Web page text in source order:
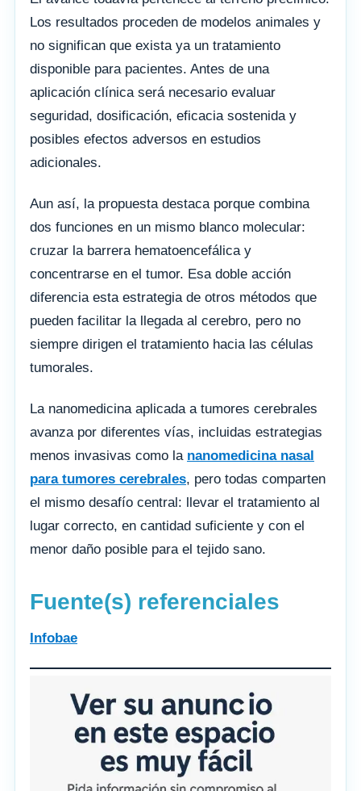
Los resultados proceden de modelos animales y
no significan que exista ya un tratamiento
disponible para pacientes. Antes de una
aplicación clínica será necesario evaluar
seguridad, dosificación, eficacia sostenida y
posibles efectos adversos en estudios
adicionales.
Aun así, la propuesta destaca porque combina
dos funciones en un mismo blanco molecular:
cruzar la barrera hematoencefálica y
concentrarse en el tumor. Esa doble acción
diferencia esta estrategia de otros métodos que
pueden facilitar la llegada al cerebro, pero no
siempre dirigen el tratamiento hacia las células
tumorales.
La nanomedicina aplicada a tumores cerebrales
avanza por diferentes vías, incluidas estrategias
menos invasivas como la nanomedicina nasal
para tumores cerebrales, pero todas comparten
el mismo desafío central: llevar el tratamiento al
lugar correcto, en cantidad suficiente y con el
menor daño posible para el tejido sano.
Fuente(s) referenciales
Infobae